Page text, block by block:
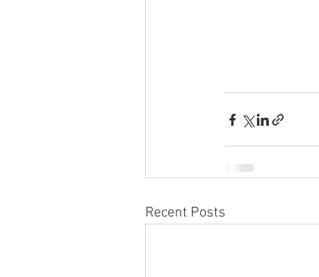
Recent Posts